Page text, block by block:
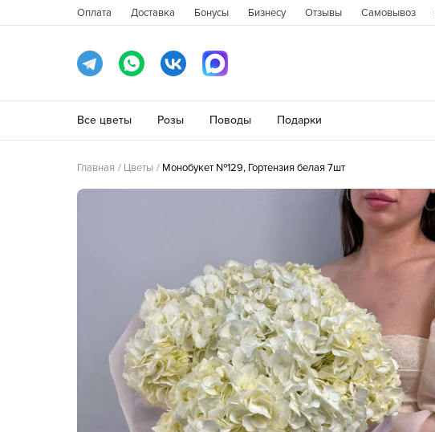
Оплата Доставка Бонусы Бизнесу Отзывы Самовывоз
Все цветы Розы Поводы Подарки
Главная Цветы Монобукет №129, Гортензия белая 7шт